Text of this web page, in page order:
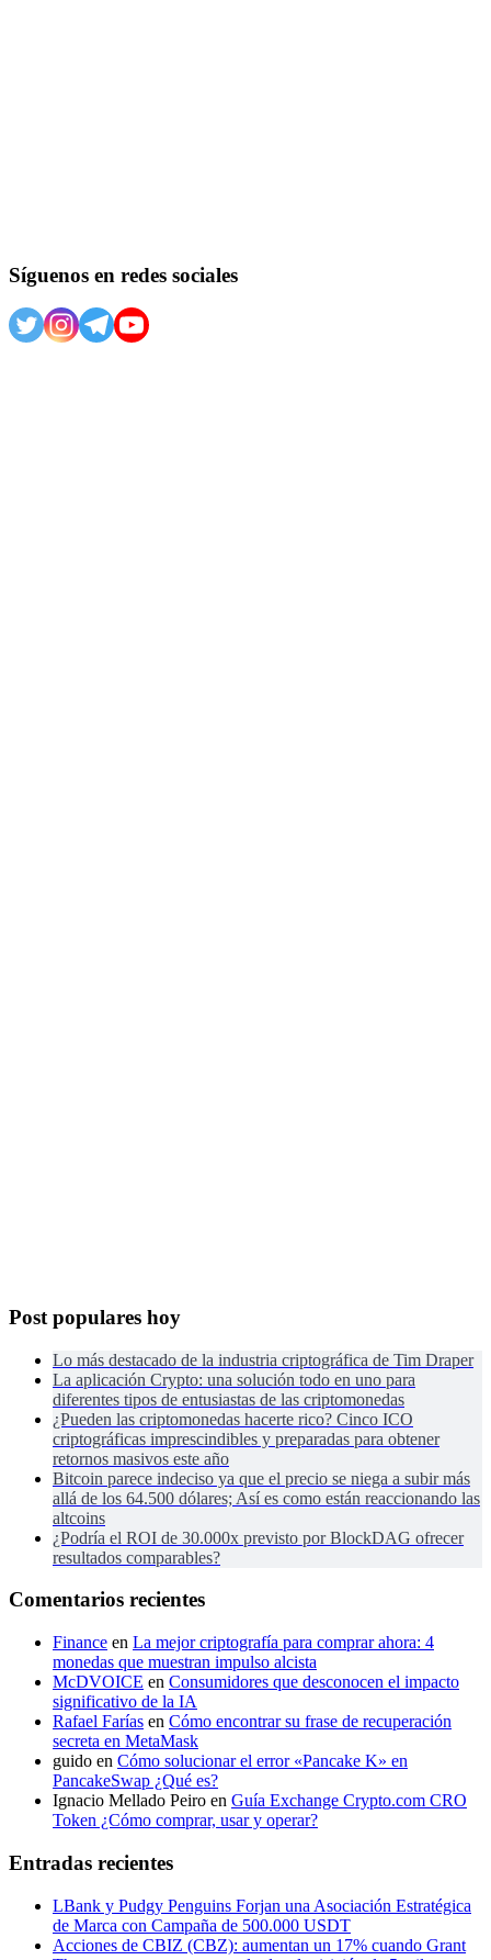
Síguenos en redes sociales
Post populares hoy
Lo más destacado de la industria criptográfica de Tim Draper
La aplicación Crypto: una solución todo en uno para
diferentes tipos de entusiastas de las criptomonedas
¿Pueden las criptomonedas hacerte rico? Cinco ICO
criptográficas imprescindibles y preparadas para obtener
retornos masivos este año
Bitcoin parece indeciso ya que el precio se niega a subir más
allá de los 64.500 dólares; Así es como están reaccionando las
altcoins
¿Podría el ROI de 30.000x previsto por BlockDAG ofrecer
resultados comparables?
Comentarios recientes
Finance en La mejor criptografía para comprar ahora: 4
monedas que muestran impulso alcista
McDVOICE en Consumidores que desconocen el impacto
significativo de la IA
Rafael Farías en Cómo encontrar su frase de recuperación
secreta en MetaMask
guido en Cómo solucionar el error «Pancake K» en
PancakeSwap ¿Qué es?
Ignacio Mellado Peiro en Guía Exchange Crypto.com CRO
Token ¿Cómo comprar, usar y operar?
Entradas recientes
LBank y Pudgy Penguins Forjan una Asociación Estratégica
de Marca con Campaña de 500.000 USDT
Acciones de CBIZ (CBZ): aumentan un 17% cuando Grant